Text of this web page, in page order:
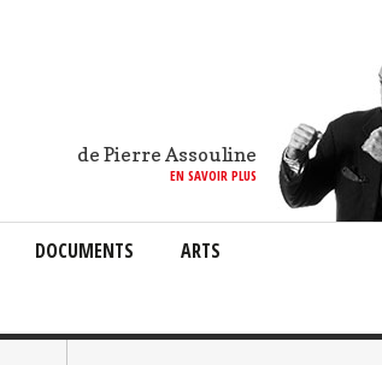
de Pierre Assouline
EN SAVOIR PLUS
DOCUMENTS ARTS